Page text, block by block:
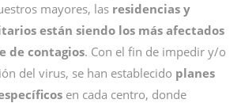
mayores, las residencias y
están siendo los más afectados
de contagios. Con el fin de impedir y/o
del virus, se han establecido planes
en cada centro, donde